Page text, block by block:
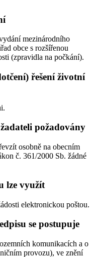
mezinárodního
obce s rozšířenou
(zpravidla na počkání).
řešení životní
požadovány
osobně na obecním
č. 361/2000 Sb. žádné
lze využít
elektronickou poštou.
se postupuje
komunikacích a o
provozu), ve znění